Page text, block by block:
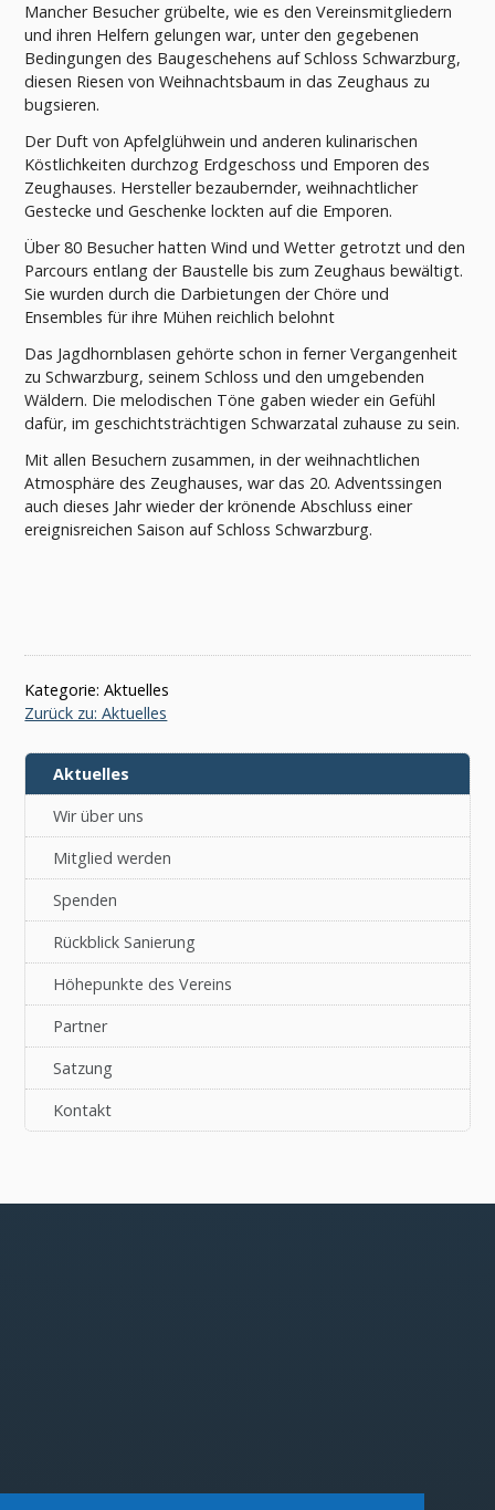
Mancher Besucher grübelte, wie es den Vereinsmitgliedern
und ihren Helfern gelungen war, unter den gegebenen
Bedingungen des Baugeschehens auf Schloss Schwarzburg,
diesen Riesen von Weihnachtsbaum in das Zeughaus zu
bugsieren.
Der Duft von Apfelglühwein und anderen kulinarischen
Köstlichkeiten durchzog Erdgeschoss und Emporen des
Zeughauses. Hersteller bezaubernder, weihnachtlicher
Gestecke und Geschenke lockten auf die Emporen.
Über 80 Besucher hatten Wind und Wetter getrotzt und den
Parcours entlang der Baustelle bis zum Zeughaus bewältigt.
Sie wurden durch die Darbietungen der Chöre und
Ensembles für ihre Mühen reichlich belohnt
Das Jagdhornblasen gehörte schon in ferner Vergangenheit
zu Schwarzburg, seinem Schloss und den umgebenden
Wäldern. Die melodischen Töne gaben wieder ein Gefühl
dafür, im geschichtsträchtigen Schwarzatal zuhause zu sein.
Mit allen Besuchern zusammen, in der weihnachtlichen
Atmosphäre des Zeughauses, war das 20. Adventssingen
auch dieses Jahr wieder der krönende Abschluss einer
ereignisreichen Saison auf Schloss Schwarzburg.
Kategorie: Aktuelles
Zurück zu: Aktuelles
Aktuelles
Wir über uns
Mitglied werden
Spenden
Rückblick Sanierung
Höhepunkte des Vereins
Partner
Satzung
Kontakt